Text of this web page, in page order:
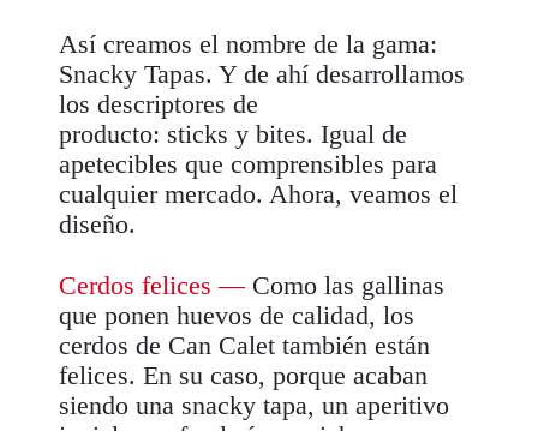
Así creamos el nombre de la gama:
Snacky Tapas. Y de ahí desarrollamos
los descriptores de
producto: sticks y bites. Igual de
apetecibles que comprensibles para
cualquier mercado. Ahora, veamos el
diseño.
Cerdos felices —Como las gallinas
que ponen huevos de calidad, los
cerdos de Can Calet también están
felices. En su caso, porque acaban
siendo una snacky tapa, un aperitivo